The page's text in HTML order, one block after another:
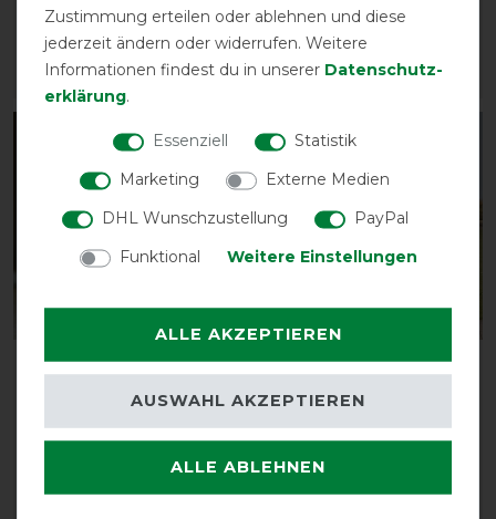
59,90 € *
ARTIKEL MERKEN
vorher 21,90 €
19,05 € *
ARTIKEL MERKEN
Waldhausen Stall-
vorher 44,95 €
-13%
Waldhausen Health +
30,40 € *
Zustimmung erteilen oder ablehnen und diese
jederzeit ändern oder widerrufen. Weitere
Informationen findest du in unserer Daten­schutz­
erklärung.
Essenziell
Statistik
Marketing
Externe Medien
DHL Wunschzustellung
PayPal
Funktional
Weitere Einstellungen
ALLE AKZEPTIEREN
ALLE ABLEHNEN
AUSWAHL AKZEPTIEREN